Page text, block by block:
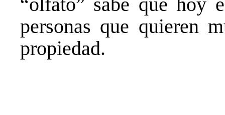
personas que quieren
propiedad.